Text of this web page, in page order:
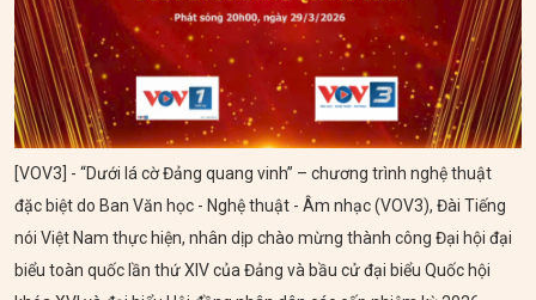
[VOV3] - “Dưới lá cờ Đảng quang vinh” – chương trình nghệ thuật
đặc biệt do Ban Văn học - Nghệ thuật - Âm nhạc (VOV3), Đài Tiếng
nói Việt Nam thực hiện, nhân dịp chào mừng thành công Đại hội đại
biểu toàn quốc lần thứ XIV của Đảng và bầu cử đại biểu Quốc hội